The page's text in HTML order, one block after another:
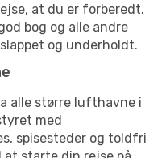
at du er forberedt.
bog og alle andre
og underholdt.
alle større lufthavne i
med
spisesteder og toldfri